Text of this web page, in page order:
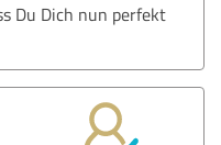
Du Dich nun perfekt